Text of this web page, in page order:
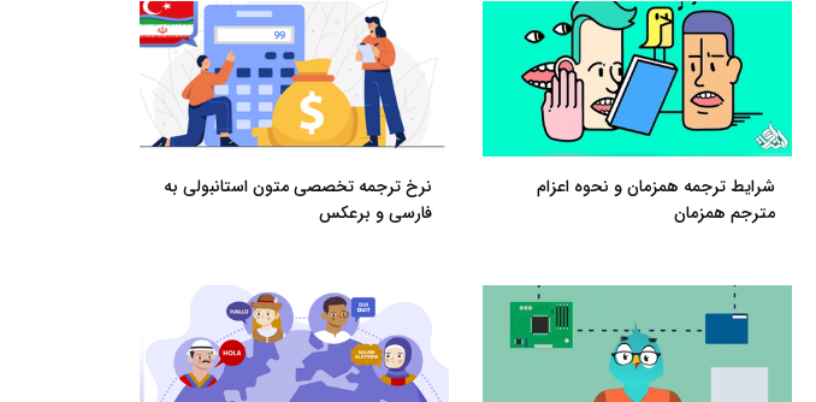
شرایط ترجمه همزمان و نحوه اعزام
مترجم همزمان
نرخ ترجمه تخصصی متون استانبولی به
فارسی و برعکس